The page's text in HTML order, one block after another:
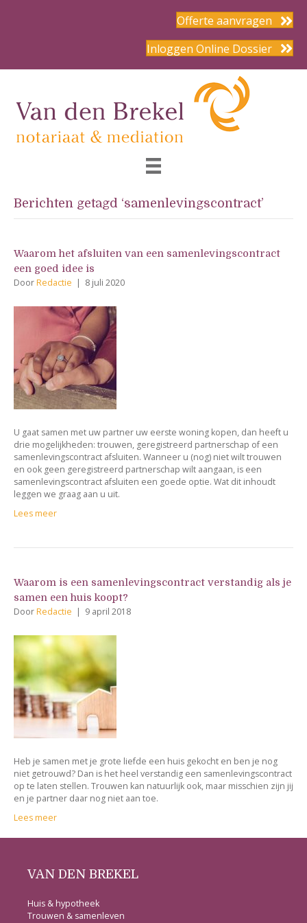
Offerte aanvragen
Inloggen Online Dossier
Berichten getagd ‘samenlevingscontract’
Waarom het afsluiten van een samenlevingscontract
een goed idee is
DoorRedactie | 8 juli 2020
U gaat samen met uw partner uw eerste woning kopen, dan heeft u
drie mogelijkheden: trouwen, geregistreerd partnerschap of een
samenlevingscontract afsluiten. Wanneer u (nog) niet wilt trouwen
en ook geen geregistreerd partnerschap wilt aangaan, is een
samenlevingscontract afsluiten een goede optie. Wat dit inhoudt
leggen we graag aan u uit.
Lees meer
Waarom is een samenlevingscontract verstandig als je
samen een huis koopt?
DoorRedactie | 9 april 2018
Heb je samen met je grote liefde een huis gekocht en ben je nog
niet getrouwd? Dan is het heel verstandig een samenlevingscontract
op te laten stellen. Trouwen kan natuurlijk ook, maar misschien zijn jij
en je partner daar nog niet aan toe.
Lees meer
VAN DEN BREKEL
Huis & hypotheek
Trouwen & samenleven